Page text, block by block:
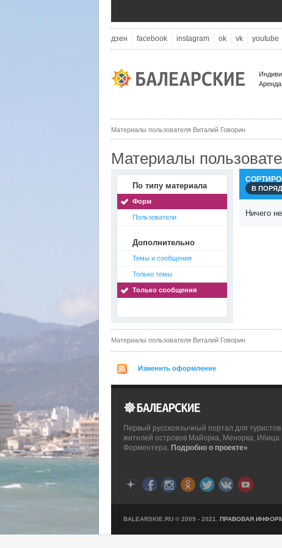
дзен facebook instagram ok vk youtube
Материалы пользователя Виталий Говорин
Материалы
По типу материала
Форм
Пользователи
Дополнительно
Темы и сообщения
Только темы
Только сообщения
В
Ничего
Материалы пользователя Виталий Говорин
Изменить оформление
Первый русскоязычный портал для туристов
жителей островов Майорка, Менорка, Ибица
Форментера. Подробно о проекте»
BALEARSKIE.RU © 2009 - 2021. ПРАВОВАЯ